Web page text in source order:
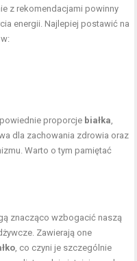
z rekomendacjami powinny
energii. Najlepiej postawić na
proporcje białka,
dla zachowania zdrowia oraz
Warto o tym pamiętać
znacząco wzbogacić naszą
Zawierają one
, co czyni je szczególnie